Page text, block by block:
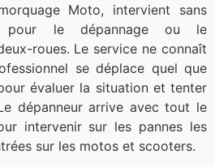
Moto, intervient sans
pour le dépannage ou le
roues. Le service ne connaît
se déplace quel que
évaluer la situation et tenter
dépanneur arrive avec tout le
intervenir sur les pannes les
sur les motos et scooters.